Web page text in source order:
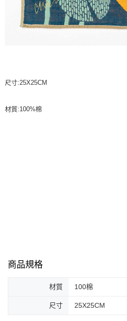
１．透過由恩沛科技股份有限公司提供之「
易，需依本服務之必要範圍內提供個人資料
權轉讓予恩沛科技股份有限公司。
２．關於個人資料處理事宜，請瀏覽以下網
時審查核予不同之上限額度；若仍有額度不
恩沛科技股份有限公司將有權停止該用戶之
尺寸:25X25CM
材質:100%棉
商品規格
材質 100棉
尺寸 25X25CM